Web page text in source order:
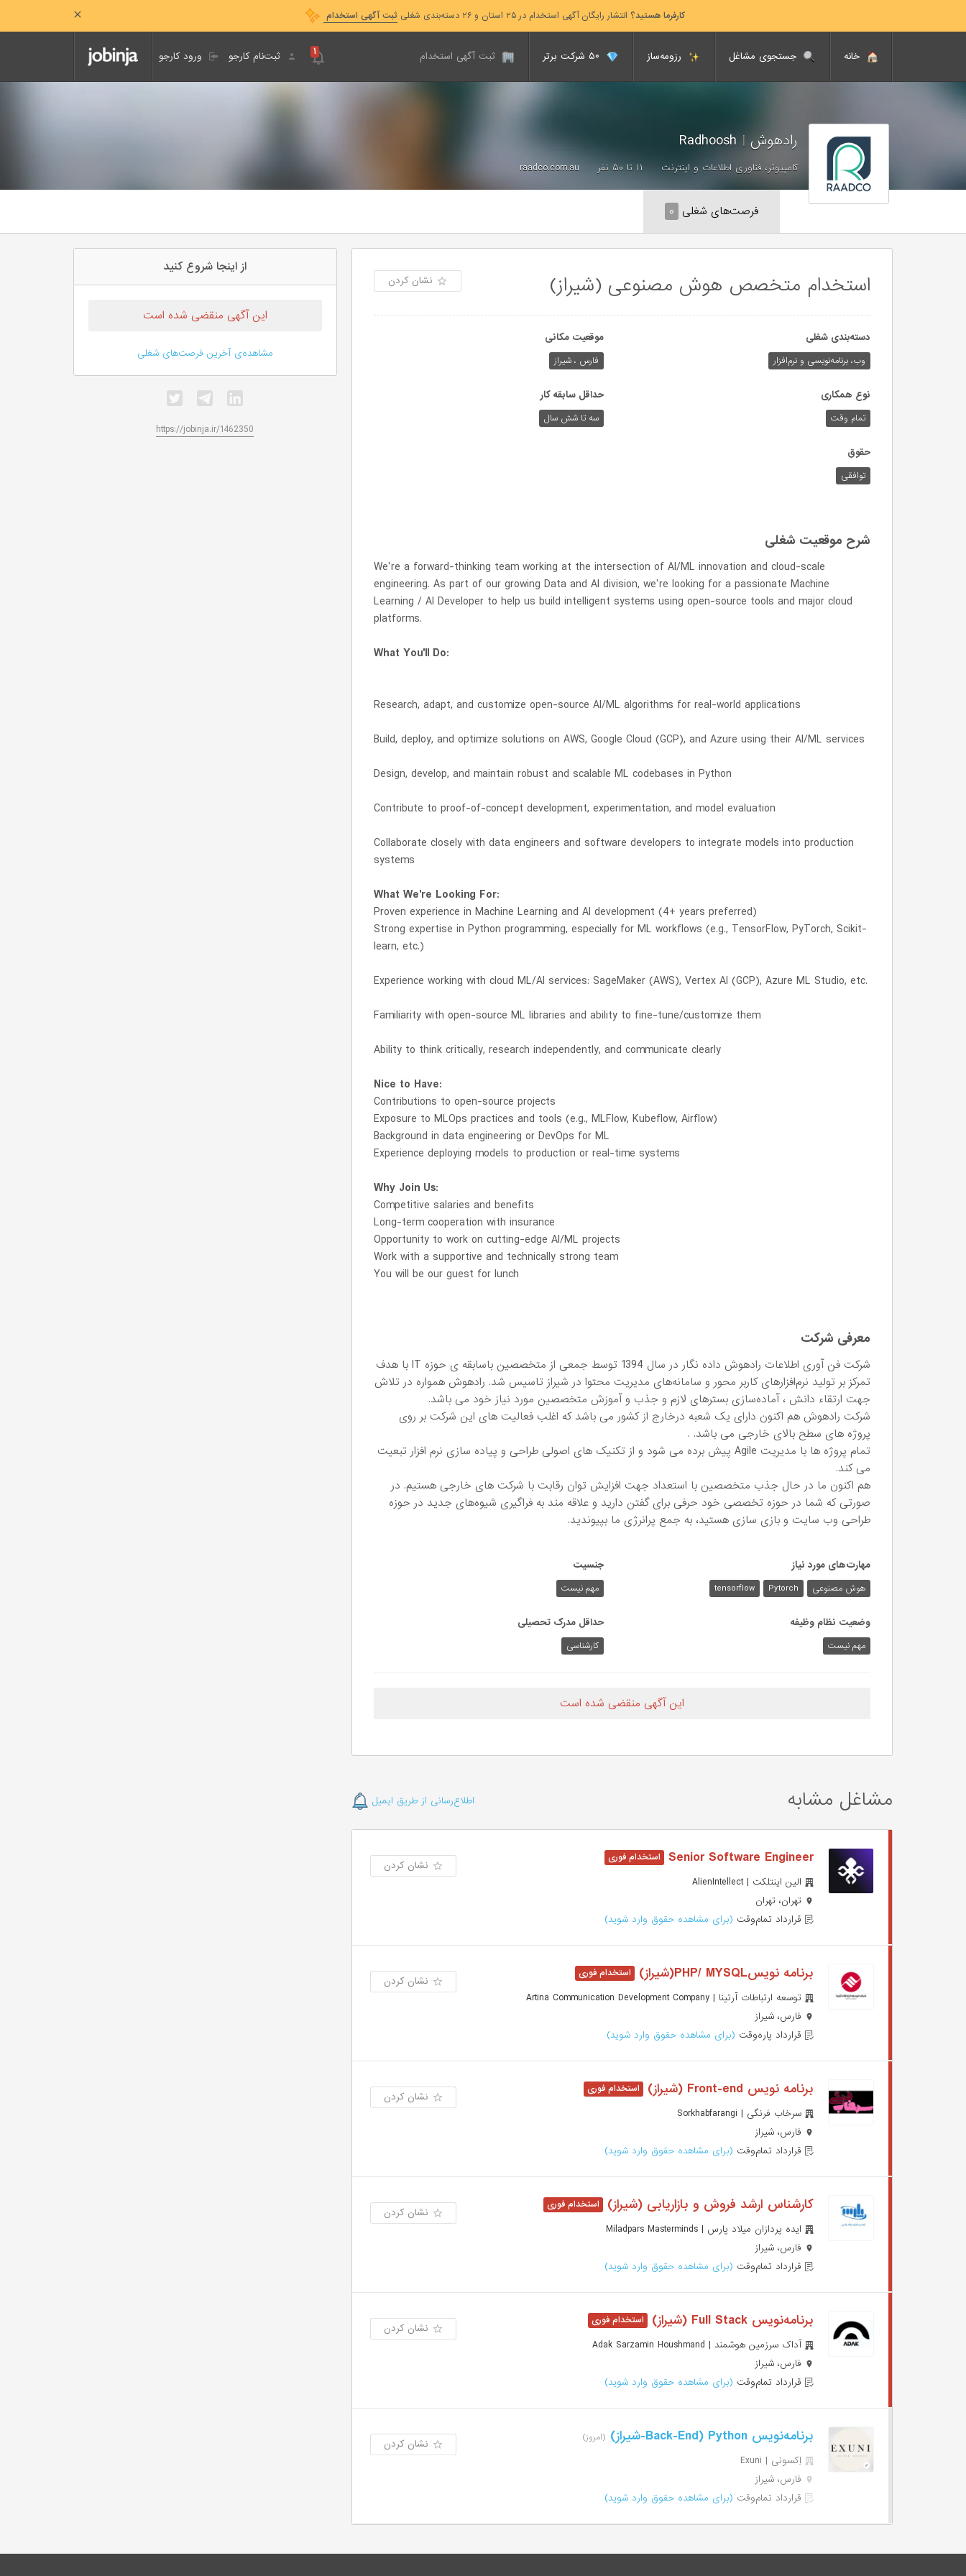
کارفرما هستید؟ انتشار رایگان آگهی استخدام در ۲۵ استان و ۲۶ دسته‌بندی شغلی ثبت آگهی استخدام
خانه جستجوی مشاغل رزومه‌ساز ثبت آگهی استخدام ورود کارجو ثبت‌نام کارجو ۱
رادهوش |
کامپیوتر، فناوری اطلاعات و اینترنت ۱۱ تا ۵۰ نفر raadco.com.au
فرصت‌های شغلی ۰
استخدام متخصص هوش مصنوعی (شیراز) نشان کردن
دسته‌بندی شغلی
وب،‌ برنامه‌نویسی و نرم‌افزار
موقعیت مکانی
فارس ، شیراز
نوع همکاری
تمام وقت
حداقل سابقه کار
سه تا شش سال
حقوق
توافقی
شرح موقعیت شغلی
We’re a forward-thinking team working at the intersection of AI/ML innovation and cloud-scale
engineering. As part of our growing Data and AI division, we’re looking for a passionate Machine
Learning / AI Developer to help us build intelligent systems using open-source tools and major cloud
platforms.
What You'll Do:
Research, adapt, and customize open-source AI/ML algorithms for real-world applications
Build, deploy, and optimize solutions on AWS, Google Cloud (GCP), and Azure using their AI/ML services
Design, develop, and maintain robust and scalable ML codebases in Python
Contribute to proof-of-concept development, experimentation, and model evaluation
Collaborate closely with data engineers and software developers to integrate models into production
systems
What We're Looking For:
Proven experience in Machine Learning and AI development (4+ years preferred)
Strong expertise in Python programming, especially for ML workflows (e.g., TensorFlow, PyTorch, Scikit-
learn, etc.)
Experience working with cloud ML/AI services: SageMaker (AWS), Vertex AI (GCP), Azure ML Studio, etc.
Familiarity with open-source ML libraries and ability to fine-tune/customize them
Ability to think critically, research independently, and communicate clearly
Nice to Have:
Contributions to open-source projects
Exposure to MLOps practices and tools (e.g., MLFlow, Kubeflow, Airflow)
Background in data engineering or DevOps for ML
Experience deploying models to production or real-time systems
Why Join Us:
Competitive salaries and benefits
Long-term cooperation with insurance
Opportunity to work on cutting-edge AI/ML projects
Work with a supportive and technically strong team
You will be our guest for lunch
معرفی شرکت
شرکت فن آوری اطلاعات رادهوش داده نگار در سال 1394 توسط جمعی از متخصصین باسابقه ی حوزه IT با هدف
تمرکز بر تولید نرم‌افزار‌های کاربر محور و سامانه‌های مدیریت محتوا در شیراز تاسیس شد. رادهوش همواره در تلاش
جهت ارتقاء دانش ، آماده‌سازی بستر‌های لازم و جذب و آموزش متخصصین مورد نیاز خود می باشد.
شرکت رادهوش هم اکنون دارای یک شعبه درخارج از کشور می باشد که اغلب فعالیت های این شرکت بر روی
پروژه های سطح بالای خارجی می باشد. .
تمام پروژه ها با مدیریت Agile پیش برده می شود و از تکنیک های اصولی طراحی و پیاده سازی نرم افزار تبعیت
می کند.
هم اکنون ما در حال جذب متخصصین با استعداد جهت افزایش توان رقابت با شرکت های خارجی هستیم. در
صورتی که شما در حوزه تخصصی خود حرفی برای گفتن دارید و علاقه مند به فراگیری شیوه‌های جدید در حوزه
طراحی وب سایت و بازی سازی هستید‌، به جمع پر‌انرژی ما بپیوندید.
مهارت‌های مورد نیاز
هوش مصنوعی Pytorch
tensorflow
جنسیت
مهم نیست
وضعیت نظام وظیفه
مهم‌ نیست
حداقل مدرک تحصیلی
کارشناسی
این آگهی منقضی شده است
مشاغل مشابه اطلاع‌رسانی از طریق ایمیل
Senior Software Engineer
الین اینتلکت | AlienIntellect
تهران، تهران
قرارداد تمام‌وقت (برای مشاهده حقوق وارد شوید)
نشان کردن
برنامه نویسPHP/ MYSQL(شیراز)
توسعه ارتباطات آرتینا | Artina Communication Development Company
فارس، شیراز
قرارداد پاره‌وقت (برای مشاهده حقوق وارد شوید)
نشان کردن
برنامه نویس Front-end (شیراز)
سرخاب فرنگی | Sorkhabfarangi
فارس، شیراز
قرارداد تمام‌وقت (برای مشاهده حقوق وارد شوید)
نشان کردن
کارشناس ارشد فروش و بازاریابی (شیراز)
ایده پردازان میلاد پارس | Miladpars Masterminds
فارس، شیراز
قرارداد تمام‌وقت (برای مشاهده حقوق وارد شوید)
نشان کردن
برنامه‌نویس Full Stack (شیراز)
آداک سرزمین هوشمند | Adak Sarzamin Houshmand
فارس، شیراز
قرارداد تمام‌وقت (برای مشاهده حقوق وارد شوید)
نشان کردن
برنامه‌نویس Back-End) Python-شیراز) (امروز)
اِکسونی | Exuni
فارس، شیراز
قرارداد تمام‌وقت (برای مشاهده حقوق وارد شوید)
نشان کردن
از اینجا شروع کنید
این آگهی منقضی شده است
مشاهده‌ی آخرین فرصت‌های شغلی
https://jobinja.ir/1462350